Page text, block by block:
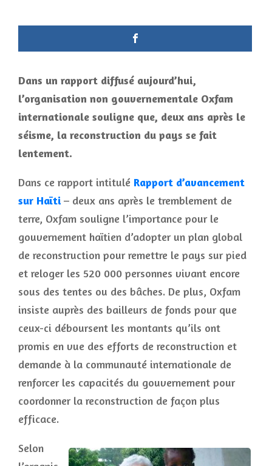
Dans un rapport diffusé aujourd’hui,
l’organisation non gouvernementale Oxfam
internationale souligne que, deux ans après le
séisme, la reconstruction du pays se fait
lentement.
Dans ce rapport intitulé Rapport d’avancement
sur Haïti – deux ans après le tremblement de
terre, Oxfam souligne l’importance pour le
gouvernement haïtien d’adopter un plan global
de reconstruction pour remettre le pays sur pied
et reloger les 520 000 personnes vivant encore
sous des tentes ou des bâches. De plus, Oxfam
insiste auprès des bailleurs de fonds pour que
ceux-ci déboursent les montants qu’ils ont
promis en vue des efforts de reconstruction et
demande à la communauté internationale de
renforcer les capacités du gouvernement pour
coordonner la reconstruction de façon plus
efficace.
Selon